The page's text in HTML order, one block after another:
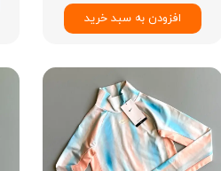
افزودن به سبد خرید